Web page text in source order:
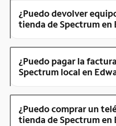
¿Puedo devolver
tienda de Spectrum en
¿Puedo pagar la
Spectrum local en
¿Puedo comprar un
tienda de Spectrum en